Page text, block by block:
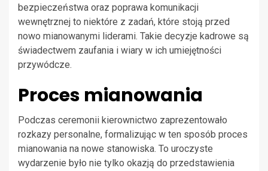
bezpieczeństwa oraz poprawa komunikacji
wewnętrznej to niektóre z zadań, które stoją przed
nowo mianowanymi liderami. Takie decyzje kadrowe są
świadectwem zaufania i wiary w ich umiejętności
przywódcze.
Proces mianowania
Podczas ceremonii kierownictwo zaprezentowało
rozkazy personalne, formalizując w ten sposób proces
mianowania na nowe stanowiska. To uroczyste
wydarzenie było nie tylko okazją do przedstawienia